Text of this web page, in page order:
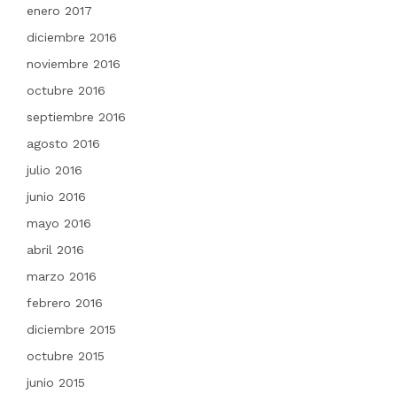
enero 2017
diciembre 2016
noviembre 2016
octubre 2016
septiembre 2016
agosto 2016
julio 2016
junio 2016
mayo 2016
abril 2016
marzo 2016
febrero 2016
diciembre 2015
octubre 2015
junio 2015